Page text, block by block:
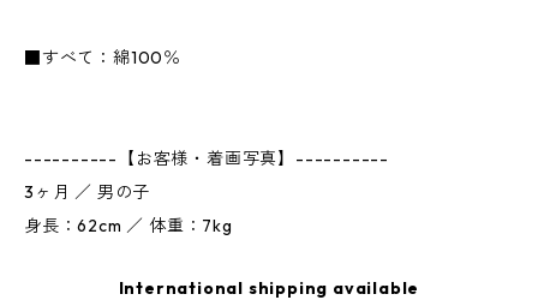
■すべて：綿100％
----------【お客様・着画写真】----------
3ヶ月 ／ 男の子
身長：62cm ／ 体重：7kg
International shipping available